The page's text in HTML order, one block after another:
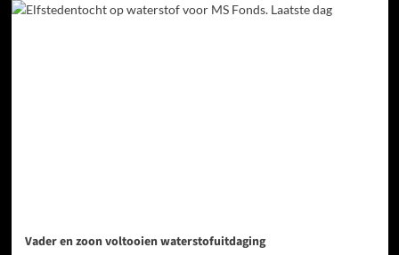
Vader en zoon voltooien waterstofuitdaging